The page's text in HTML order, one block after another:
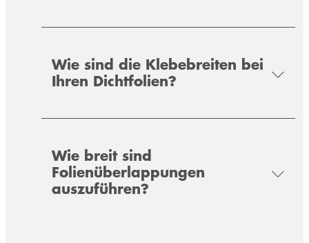
Wie sind die Klebebreiten bei
Ihren Dichtfolien?
Wie breit sind
Folienüberlappungen
auszuführen?